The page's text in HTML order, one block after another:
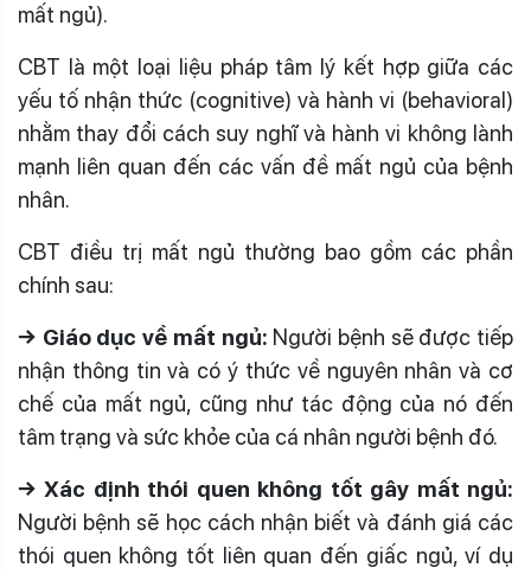
mất ngủ).
CBT là một loại liệu pháp tâm lý kết hợp giữa các
yếu tố nhận thức (cognitive) và hành vi (behavioral)
nhằm thay đổi cách suy nghĩ và hành vi không lành
mạnh liên quan đến các vấn đề mất ngủ của bệnh
nhân.
CBT điều trị mất ngủ thường bao gồm các phần
chính sau:
→ Giáo dục về mất ngủ: Người bệnh sẽ được tiếp
nhận thông tin và có ý thức về nguyên nhân và cơ
chế của mất ngủ, cũng như tác động của nó đến
tâm trạng và sức khỏe của cá nhân người bệnh đó.
→ Xác định thói quen không tốt gây mất ngủ:
Người bệnh sẽ học cách nhận biết và đánh giá các
thói quen không tốt liên quan đến giấc ngủ, ví dụ